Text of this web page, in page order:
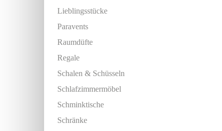
Lieblingsstücke
Paravents
Raumdüfte
Regale
Schalen & Schüsseln
Schlafzimmermöbel
Schminktische
Schränke